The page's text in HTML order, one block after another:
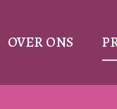
OVER ONS